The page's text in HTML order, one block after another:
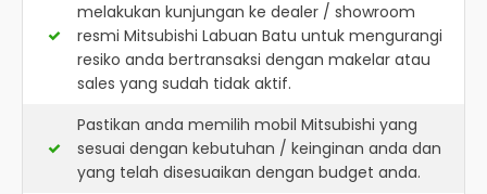
melakukan kunjungan ke dealer / showroom
resmi Mitsubishi Labuan Batu untuk mengurangi
resiko anda bertransaksi dengan makelar atau
sales yang sudah tidak aktif.
Pastikan anda memilih mobil Mitsubishi yang
sesuai dengan kebutuhan / keinginan anda dan
yang telah disesuaikan dengan budget anda.